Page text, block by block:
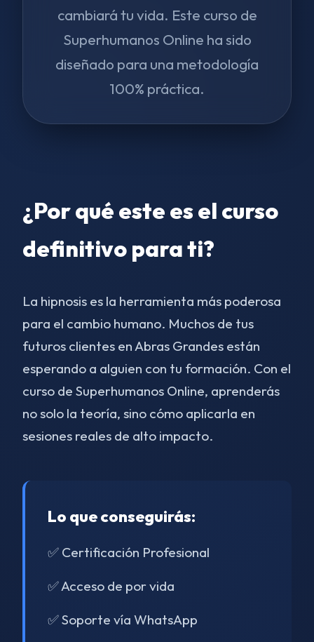
cambiará tu vida. Este curso de
Superhumanos Online ha sido
diseñado para una metodología
100% práctica.
¿Por qué este es el curso
definitivo para ti?
La hipnosis es la herramienta más poderosa
para el cambio humano. Muchos de tus
futuros clientes en Abras Grandes están
esperando a alguien con tu formación. Con el
curso de Superhumanos Online, aprenderás
no solo la teoría, sino cómo aplicarla en
sesiones reales de alto impacto.
Lo que conseguirás:
✅ Certificación Profesional
✅ Acceso de por vida
✅ Soporte vía WhatsApp